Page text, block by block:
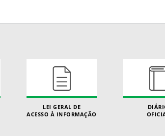
LEI GERAL DE
ACESSO À INFORMAÇÃO